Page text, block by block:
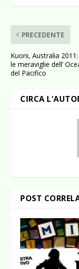
PRECEDENTE
Kuoni, Australia
le meraviglie dell’
del Pacifico
CIRCA
POST